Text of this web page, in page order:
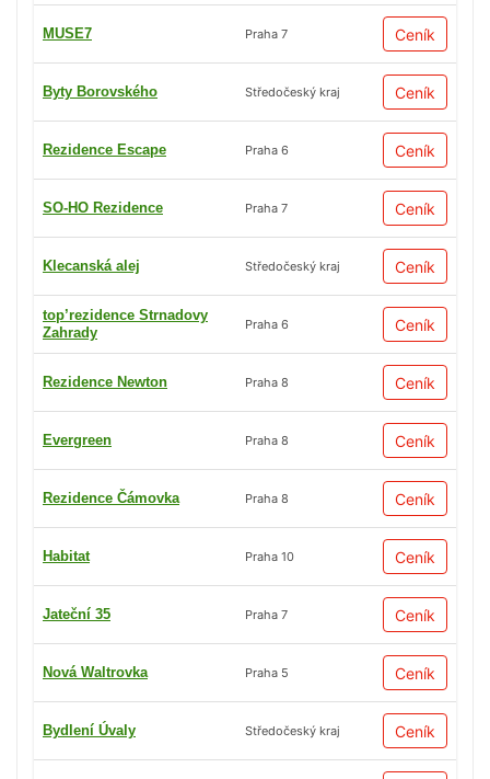
MUSE7 Praha 7 Ceník
Byty Borovského Středočeský kraj Ceník
Rezidence Escape Praha 6 Ceník
SO-HO Rezidence Praha 7 Ceník
Klecanská alej Středočeský kraj Ceník
top’rezidence Strnadovy
Zahrady
Praha 6 Ceník
Rezidence Newton Praha 8 Ceník
Evergreen Praha 8 Ceník
Rezidence Čámovka Praha 8 Ceník
Habitat Praha 10 Ceník
Jateční 35 Praha 7 Ceník
Nová Waltrovka Praha 5 Ceník
Bydlení Úvaly Středočeský kraj Ceník